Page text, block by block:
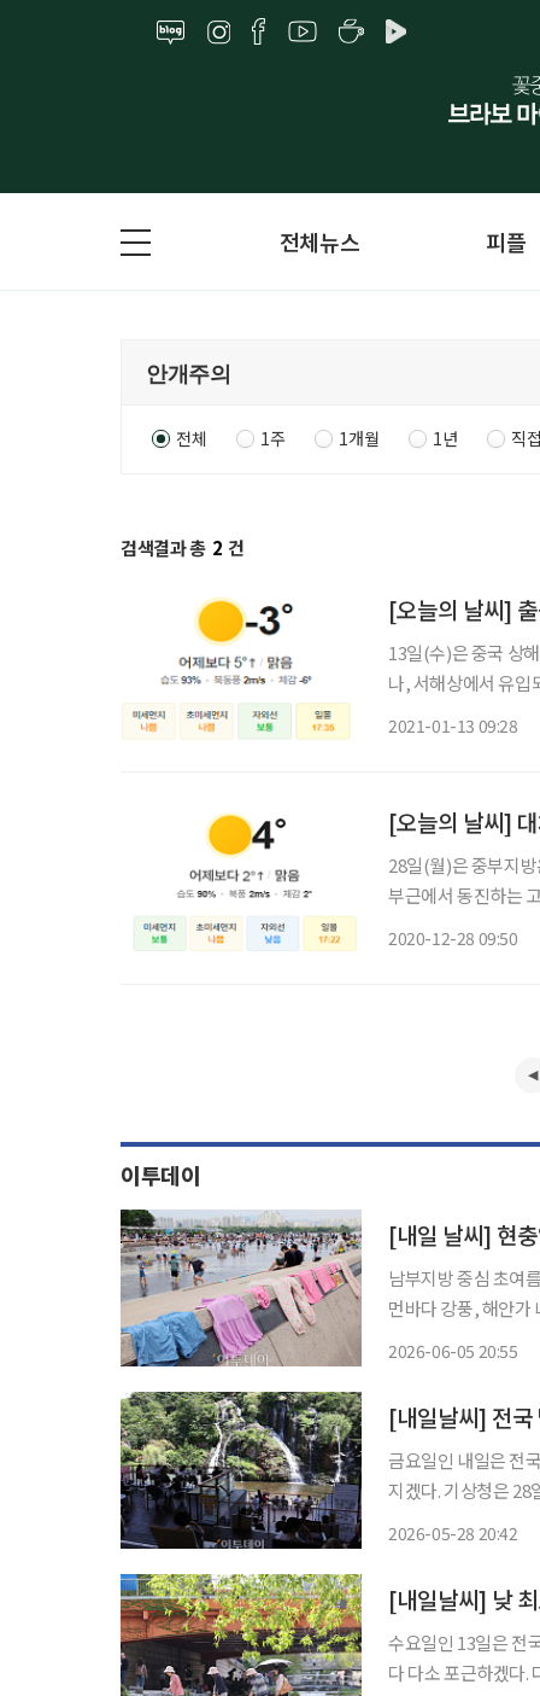
전체뉴스 피플
전체 1주 1개월 1년 직
검색결과 총 2 건
[오늘의 날씨]
13일(수)은 중국 상
나, 서해상에서 유입
2021-01-13 09:28
[오늘의 날씨]
28일(월)은 중부지
부근에서 동진하는
2020-12-28 09:50
이투데이
[내일 날씨] 현
남부지방 중심 초여
먼바다 강풍, 해안가 너울성 파도 조심 현충일인
2026-06-05 20:55
[내일날씨] 전
금요일인 내일은 전
지겠다. 기상청은 28일 “내일은 전국이 대체로 맑겠으나 동해안은 오전까지 가끔 구름이 많겠
2026-05-28 20:42
[내일날씨] 낮
수요일인 13일은 전
다 다소 포근하겠다.